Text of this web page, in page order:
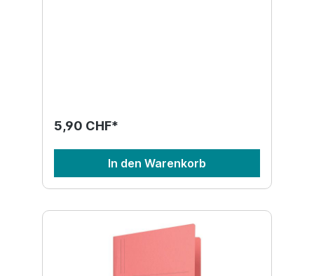
5,90 CHF*
In den Warenkorb